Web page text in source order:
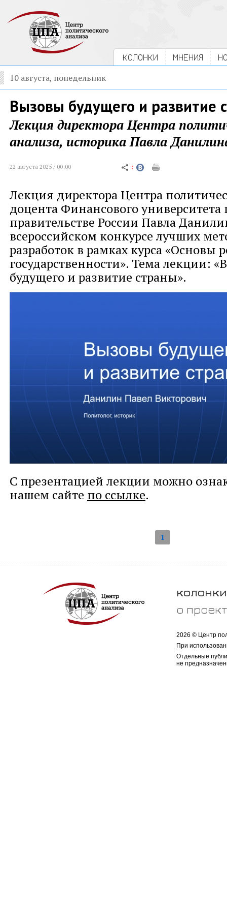
КОЛОНКИ МНЕНИЯ
10 августа, понедельник
Вызовы будущего и развитие
Лекция директора Центра
анализа, историка Павла
22 августа 2025 / 00:00
Лекция директора Центра
доцента Финансового университета
правительстве России Павла
всероссийском конкурсе лучших
разработок в рамках курса «Основы
государственности». Тема лекции:
будущего и развитие страны».
С презентацией лекции можно
нашем сайте по ссылке.
1
колонки
о
2026 © Центр
При
Отдельные
не